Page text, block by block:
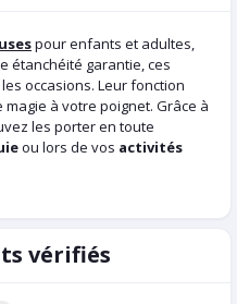
pour enfants et adultes,
étanchéité garantie, ces
occasions. Leur fonction
à votre poignet. Grâce à
les porter en toute
ou lors de vos activités
vérifiés